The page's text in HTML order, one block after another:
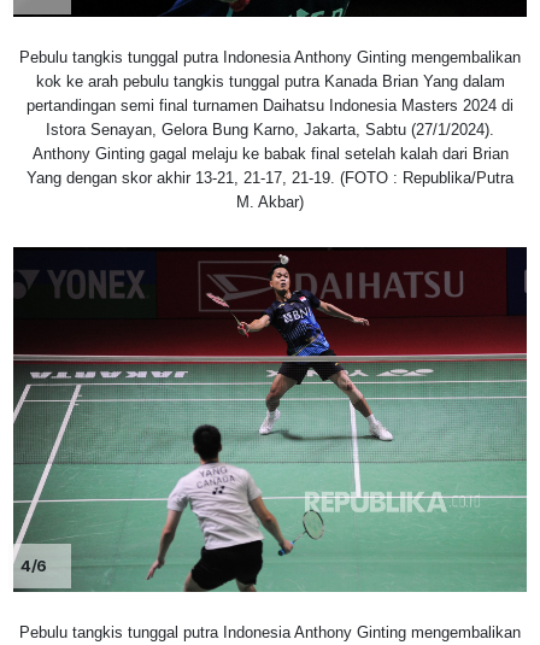
Pebulu tangkis tunggal putra Indonesia Anthony Ginting mengembalikan
kok ke arah pebulu tangkis tunggal putra Kanada Brian Yang dalam
pertandingan semi final turnamen Daihatsu Indonesia Masters 2024 di
Istora Senayan, Gelora Bung Karno, Jakarta, Sabtu (27/1/2024).
Anthony Ginting gagal melaju ke babak final setelah kalah dari Brian
Yang dengan skor akhir 13-21, 21-17, 21-19. (FOTO : Republika/Putra
M. Akbar)
4/6
Pebulu tangkis tunggal putra Indonesia Anthony Ginting mengembalikan